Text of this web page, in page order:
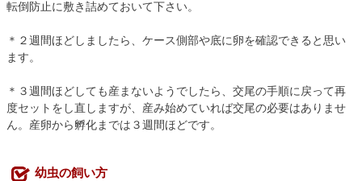
転倒防止に敷き詰めておいて下さい。
＊２週間ほどしましたら、ケース側部や底に卵を確認できると思い
ます。
＊３週間ほどしても産まないようでしたら、交尾の手順に戻って再
度セットをし直しますが、産み始めていれば交尾の必要はありませ
ん。産卵から孵化までは３週間ほどです。
幼虫の飼い方